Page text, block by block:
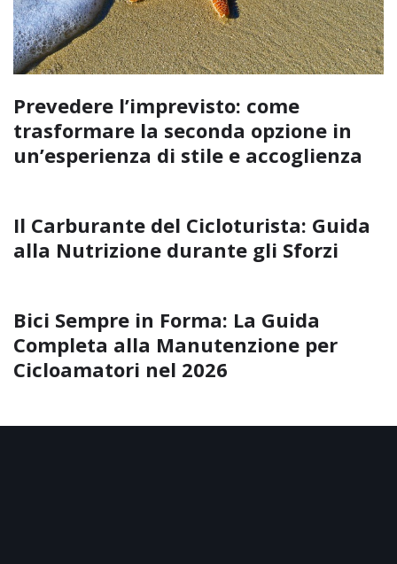
Prevedere l’imprevisto: come
trasformare la seconda opzione in
un’esperienza di stile e accoglienza
Il Carburante del Cicloturista: Guida
alla Nutrizione durante gli Sforzi
Bici Sempre in Forma: La Guida
Completa alla Manutenzione per
Cicloamatori nel 2026